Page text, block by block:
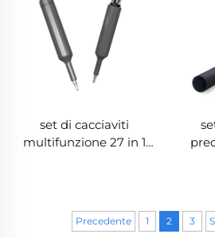
set di cacciaviti
multifunzione 27 in 1
Precedente 1 2 3